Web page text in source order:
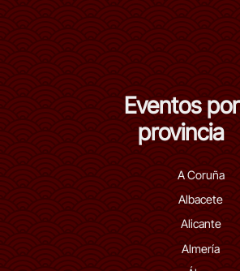
Eventos por
provincia
A Coruña
Albacete
Alicante
Almería